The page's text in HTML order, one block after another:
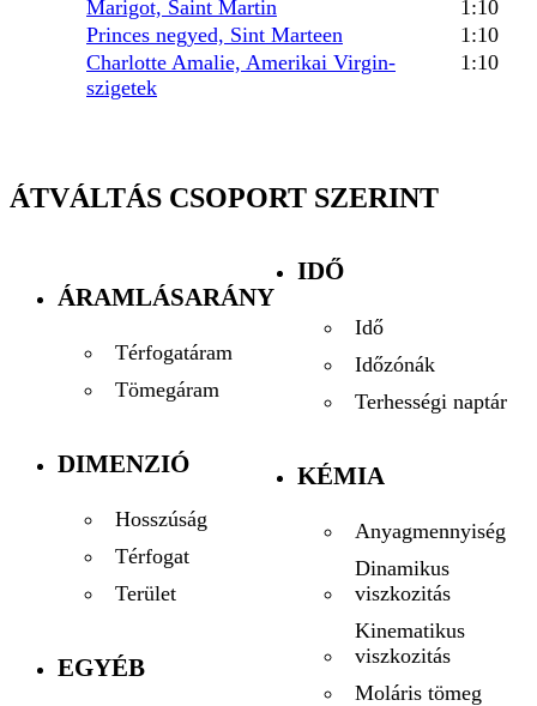
Marigot, Saint Martin
1:10
Princes negyed, Sint Marteen
1:10
Charlotte Amalie, Amerikai Virgin-
szigetek
1:10
ÁTVÁLTÁS CSOPORT SZERINT
ÁRAMLÁSARÁNY
Térfogatáram
Tömegáram
DIMENZIÓ
Hosszúság
Térfogat
Terület
EGYÉB
IDŐ
Idő
Időzónák
Terhességi naptár
KÉMIA
Anyagmennyiség
Dinamikus
viszkozitás
Kinematikus
viszkozitás
Moláris tömeg